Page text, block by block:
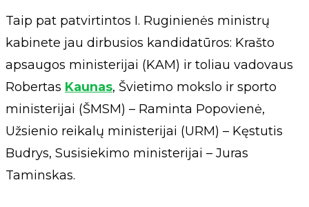
Taip pat patvirtintos I. Ruginienės ministrų
kabinete jau dirbusios kandidatūros: Krašto
apsaugos ministerijai (KAM) ir toliau vadovaus
Robertas Kaunas, Švietimo mokslo ir sporto
ministerijai (ŠMSM) – Raminta Popovienė,
Užsienio reikalų ministerijai (URM) – Kęstutis
Budrys, Susisiekimo ministerijai – Juras
Taminskas.